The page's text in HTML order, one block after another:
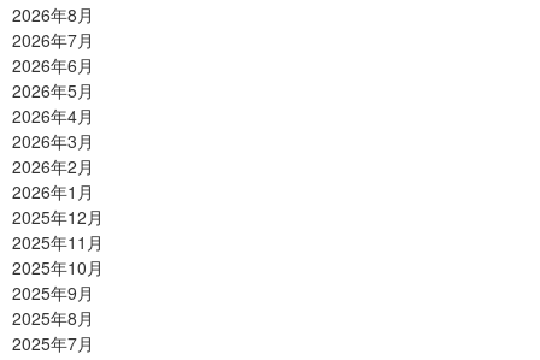
2026年8月
2026年7月
2026年6月
2026年5月
2026年4月
2026年3月
2026年2月
2026年1月
2025年12月
2025年11月
2025年10月
2025年9月
2025年8月
2025年7月